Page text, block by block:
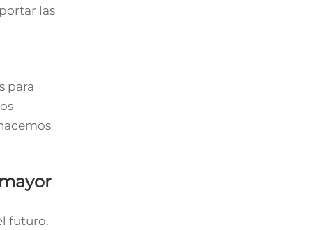
las
para
futuro.